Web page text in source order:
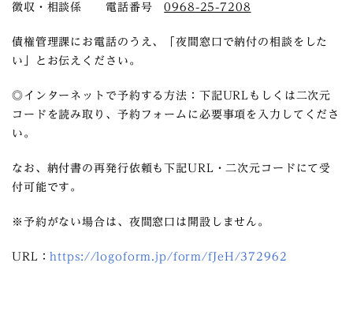
徴収・相談係 電話番号0968-25-7208
債権管理課にお電話のうえ、「夜間窓口で納付の相談をした
い」とお伝えください。
◎インターネットで予約する方法：下記URLもしくは二次元
コードを読み取り、予約フォームに必要事項を入力してくださ
い。
なお、納付書の再発行依頼も下記URL・二次元コードにて受
付可能です。
※予約がない場合は、夜間窓口は 開設しません。
URL： https://logoform.jp/form/fJeH/372962